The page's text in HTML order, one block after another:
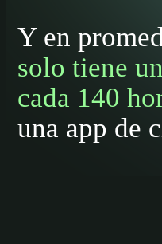
Y en
solo tiene
cada 140
una app de